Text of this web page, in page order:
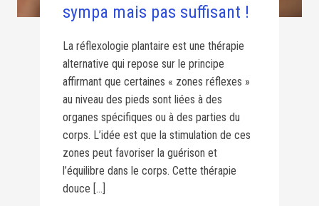
sympa mais pas suffisant !
La réflexologie plantaire est une thérapie
alternative qui repose sur le principe
affirmant que certaines « zones réflexes »
au niveau des pieds sont liées à des
organes spécifiques ou à des parties du
corps. L’idée est que la stimulation de ces
zones peut favoriser la guérison et
l’équilibre dans le corps. Cette thérapie
douce […]